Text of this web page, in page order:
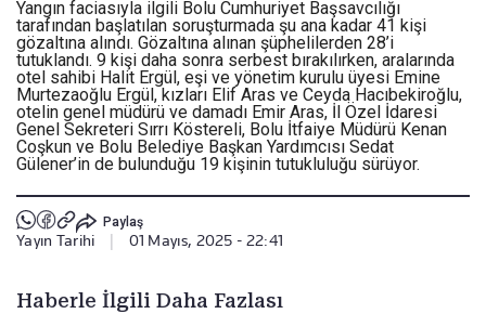
Yangın faciasıyla ilgili Bolu Cumhuriyet Başsavcılığı
tarafından başlatılan soruşturmada şu ana kadar 41 kişi
gözaltına alındı. Gözaltına alınan şüphelilerden 28’i
tutuklandı. 9 kişi daha sonra serbest bırakılırken, aralarında
otel sahibi Halit Ergül, eşi ve yönetim kurulu üyesi Emine
Murtezaoğlu Ergül, kızları Elif Aras ve Ceyda Hacıbekiroğlu,
otelin genel müdürü ve damadı Emir Aras, İl Özel İdaresi
Genel Sekreteri Sırrı Köstereli, Bolu İtfaiye Müdürü Kenan
Coşkun ve Bolu Belediye Başkan Yardımcısı Sedat
Gülener’in de bulunduğu 19 kişinin tutukluluğu sürüyor.
Paylaş
Yayın Tarihi 01 Mayıs, 2025 - 22:41
Haberle İlgili Daha Fazlası